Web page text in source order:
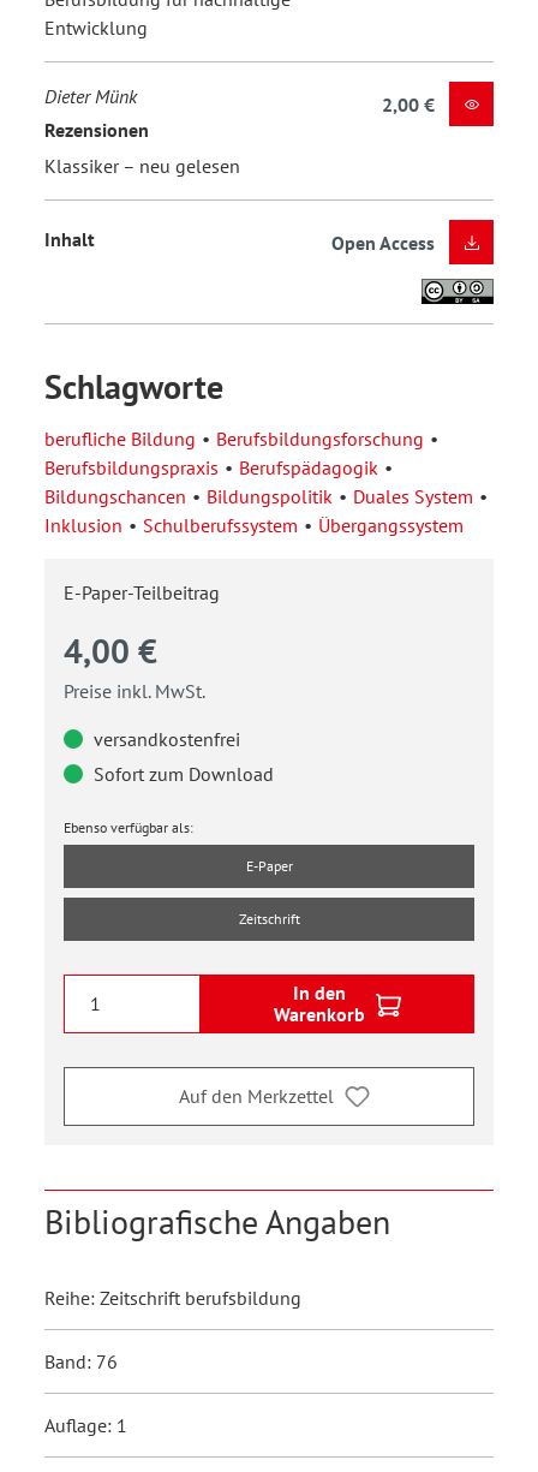
Entwicklung
Dieter Münk
Rezensionen
Klassiker – neu gelesen
2,00 €
Inhalt Open Access
Schlagworte
berufliche Bildung
Berufsbildungsforschung
Berufsbildungspraxis
Berufspädagogik
Bildungschancen
Bildungspolitik
Duales System
Inklusion
Schulberufssystem Übergangssystem
E-Paper-Teilbeitrag
4,00 €
Preise inkl. MwSt.
versandkostenfrei
Sofort zum Download
Ebenso verfügbar als:
E-Paper
Zeitschrift
In den
Warenkorb
Auf den Merkzettel
Bibliografische Angaben
Reihe: Zeitschrift berufsbildung
Band: 76
Auflage: 1